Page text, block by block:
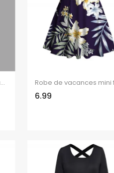
Robe de plage pour les vacances, imprimé cocotier, robe à ceinture froncée et colorblock
6.99